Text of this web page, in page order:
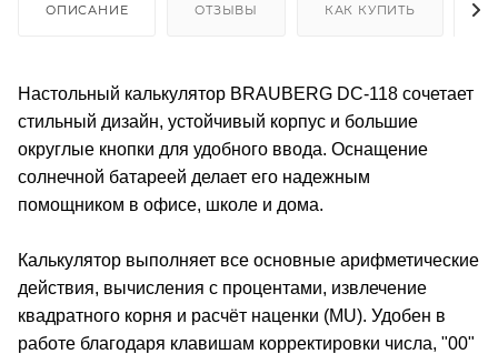
ОПИСАНИЕ ОТЗЫВЫ КАК КУПИТЬ
Настольный калькулятор BRAUBERG DC-118 сочетает
стильный дизайн, устойчивый корпус и большие
округлые кнопки для удобного ввода. Оснащение
солнечной батареей делает его надежным
помощником в офисе, школе и дома.
Калькулятор выполняет все основные арифметические
действия, вычисления с процентами, извлечение
квадратного корня и расчёт наценки (MU). Удобен в
работе благодаря клавишам корректировки числа, "00"